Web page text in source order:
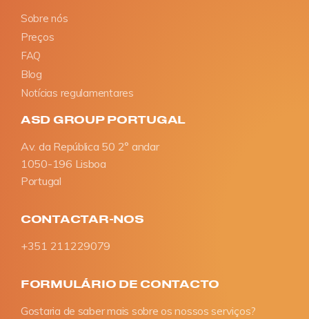
Sobre nós
Preços
FAQ
Blog
Notícias regulamentares
ASD GROUP PORTUGAL
Av. da República 50 2° andar
1050-196 Lisboa
Portugal
CONTACTAR-NOS
+351 211229079
FORMULÁRIO DE CONTACTO
Gostaria de saber mais sobre os nossos serviços?